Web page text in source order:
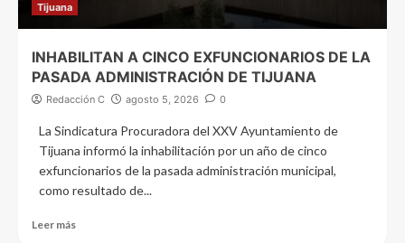
Tijuana
INHABILITAN A CINCO EXFUNCIONARIOS DE LA
PASADA ADMINISTRACIÓN DE TIJUANA
Redacción C agosto 5, 2026 0
La Sindicatura Procuradora del XXV Ayuntamiento de
Tijuana informó la inhabilitación por un año de cinco
exfuncionarios de la pasada administración municipal,
como resultado de...
Leer más